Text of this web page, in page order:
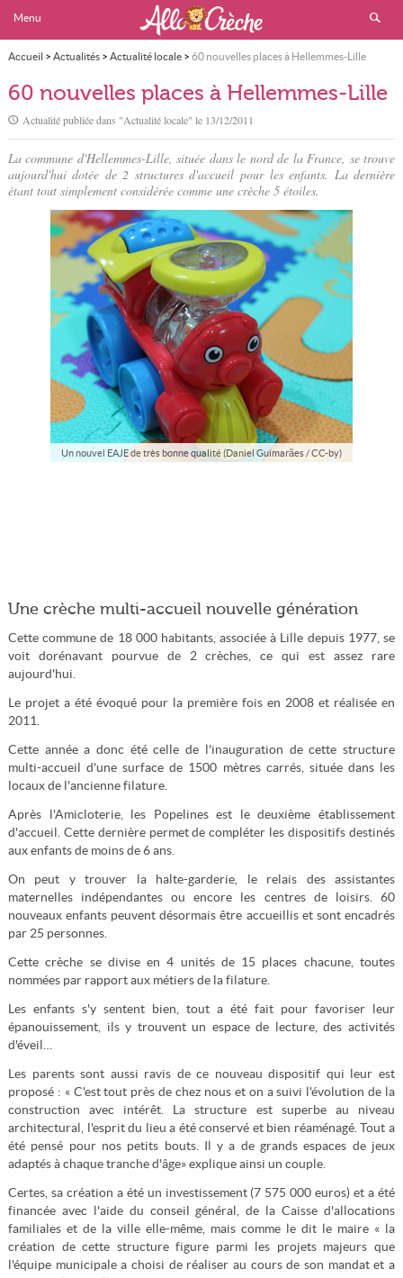
Menu
Accueil > Actualités> Actualité locale> 60 nouvelles places à Hellemmes-Lille
60 nouvelles places à Hellemmes-Lille
Actualité publiée dans "Actualité locale" le 13/12/2011
La commune d'Hellemmes-Lille, située dans le nord de la France, se trouve
aujourd'hui dotée de 2 structures d'accueil pour les enfants. La dernière
étant tout simplement considérée comme une crèche 5 étoiles.
Un nouvel EAJE de très bonne qualité (Daniel Guimarães / CC-by)
Une crèche multi-accueil nouvelle génération
Cette commune de 18 000 habitants, associée à Lille depuis 1977, se
voit dorénavant pourvue de 2 crèches, ce qui est assez rare
aujourd'hui.
Le projet a été évoqué pour la première fois en 2008 et réalisée en
2011.
Cette année a donc été celle de l'inauguration de cette structure
multi-accueil d'une surface de 1500 mètres carrés, située dans les
locaux de l'ancienne filature.
Après l'Amicloterie, les Popelines est le deuxième établissement
d'accueil. Cette dernière permet de compléter les dispositifs destinés
aux enfants de moins de 6 ans.
On peut y trouver la halte-garderie, le relais des assistantes
maternelles indépendantes ou encore les centres de loisirs. 60
nouveaux enfants peuvent désormais être accueillis et sont encadrés
par 25 personnes.
Cette crèche se divise en 4 unités de 15 places chacune, toutes
nommées par rapport aux métiers de la filature.
Les enfants s'y sentent bien, tout a été fait pour favoriser leur
épanouissement, ils y trouvent un espace de lecture, des activités
d'éveil…
Les parents sont aussi ravis de ce nouveau dispositif qui leur est
proposé : « C'est tout près de chez nous et on a suivi l'évolution de la
construction avec intérêt. La structure est superbe au niveau
architectural, l'esprit du lieu a été conservé et bien réaménagé. Tout a
été pensé pour nos petits bouts. Il y a de grands espaces de jeux
adaptés à chaque tranche d'âge» explique ainsi un couple.
Certes, sa création a été un investissement (7 575 000 euros) et a été
financée avec l'aide du conseil général, de la Caisse d'allocations
familiales et de la ville elle-même, mais comme le dit le maire « la
création de cette structure figure parmi les projets majeurs que
l'équipe municipale a choisi de réaliser au cours de son mandat et a